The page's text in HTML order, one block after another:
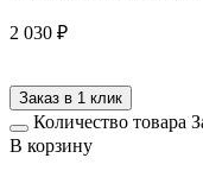
2 030 ₽
Заказ в 1 клик
Количество товара
В корзину